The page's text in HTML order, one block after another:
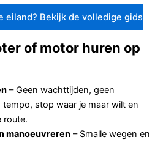
eiland? Bekijk de volledige gids
of motor huren op
– Geen wachttijden, geen
tempo, stop waar je maar wilt en
route.
manoeuvreren – Smalle wegen en